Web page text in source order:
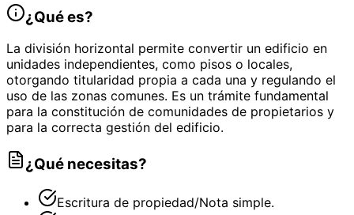
¿Qué es?
La división horizontal permite convertir un edificio en
unidades independientes, como pisos o locales,
otorgando titularidad propia a cada una y regulando el
uso de las zonas comunes. Es un trámite fundamental
para la constitución de comunidades de propietarios y
para la correcta gestión del edificio.
¿Qué necesitas?
Escritura de propiedad/Nota simple.